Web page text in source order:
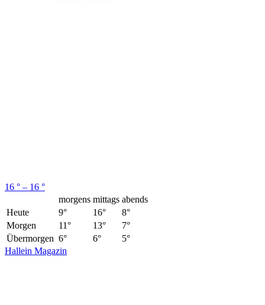
16 ° – 16 °
morgens mittags abends
Heute
9° 16°
8°
Morgen
11° 13°
7°
Übermorgen 6° 6°
5°
Hallein Magazin